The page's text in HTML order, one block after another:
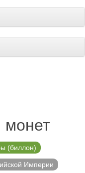
монет
(биллон)
Империи